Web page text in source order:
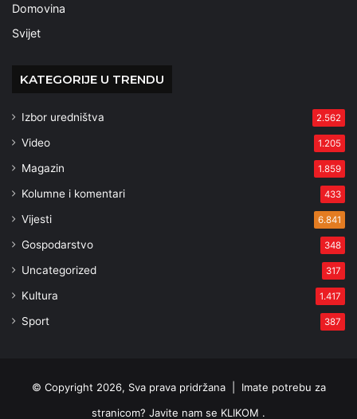
Domovina
Svijet
KATEGORIJE U TRENDU
Izbor uredništva 2.562
Video 1.205
Magazin 1.859
Kolumne i komentari 433
Vijesti 6.841
Gospodarstvo 348
Uncategorized 317
Kultura 1.417
Sport 387
© Copyright 2026, Sva prava pridržana | Imate potrebu za
stranicom? Javite nam se KLIKOM .